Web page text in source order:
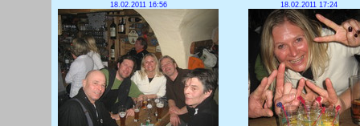
18.02.2011 16:56 18.02.2011 17:24